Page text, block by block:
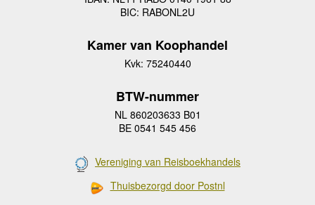
BIC: RABONL2U
Kamer van Koophandel
Kvk: 75240440
BTW-nummer
NL 860203633 B01
BE 0541 545 456
Vereniging van Reisboekhandels
Thuisbezorgd door Postnl